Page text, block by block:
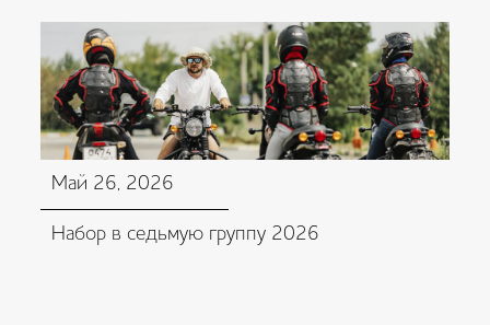
Май 26, 2026
Набор в седьмую группу 2026